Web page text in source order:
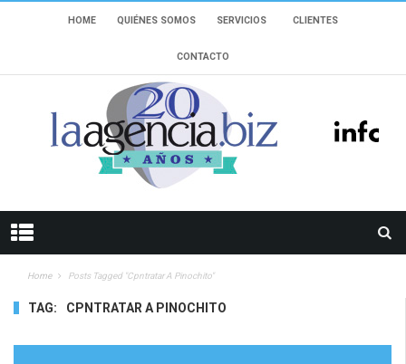
HOME QUIÉNES SOMOS SERVICIOS CLIENTES
CONTACTO
Home Posts Tagged "Cpntratar A Pinochito"
TAG: CPNTRATAR A PINOCHITO